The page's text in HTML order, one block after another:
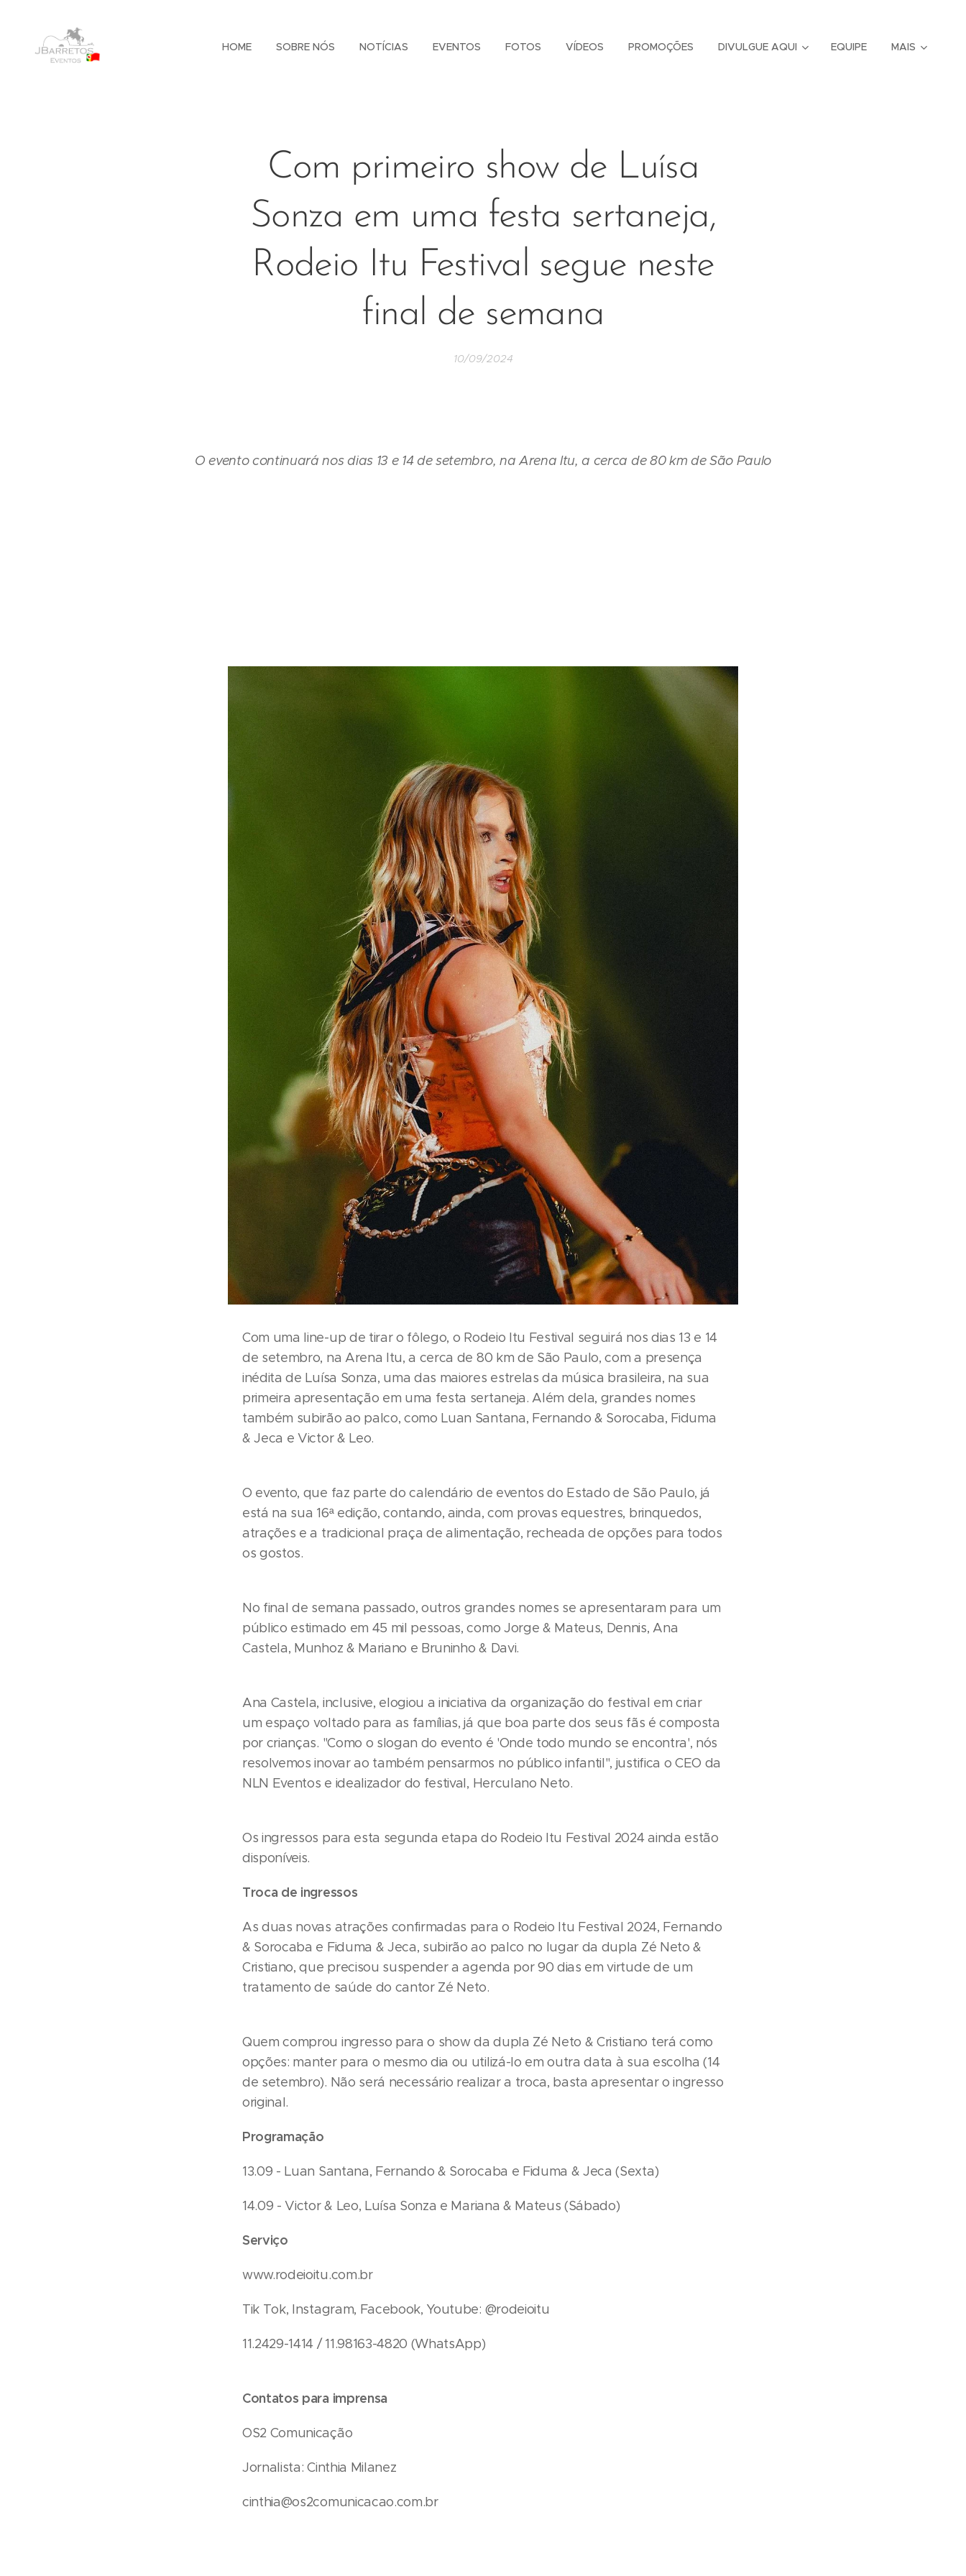
HOME SOBRE NÓS NOTÍCIAS EVENTOS FOTOS VÍDEOS PROMOÇÕES DIVULGUE AQUI EQUIPE MAIS
Com primeiro show de Luísa
Sonza em uma festa sertaneja,
Rodeio Itu Festival segue neste
final de semana
10/09/2024
O evento continuará nos dias 13 e 14 de setembro, na Arena Itu, a cerca de 80 km de São Paulo
Com uma line-up de tirar o fôlego, o Rodeio Itu Festival seguirá nos dias 13 e 14
de setembro, na Arena Itu, a cerca de 80 km de São Paulo, com a presença
inédita de Luísa Sonza, uma das maiores estrelas da música brasileira, na sua
primeira apresentação em uma festa sertaneja. Além dela, grandes nomes
também subirão ao palco, como Luan Santana, Fernando & Sorocaba, Fiduma
& Jeca e Victor & Leo.
O evento, que faz parte do calendário de eventos do Estado de São Paulo, já
está na sua 16ª edição, contando, ainda, com provas equestres, brinquedos,
atrações e a tradicional praça de alimentação, recheada de opções para todos
os gostos.
No final de semana passado, outros grandes nomes se apresentaram para um
público estimado em 45 mil pessoas, como Jorge & Mateus, Dennis, Ana
Castela, Munhoz & Mariano e Bruninho & Davi.
Ana Castela, inclusive, elogiou a iniciativa da organização do festival em criar
um espaço voltado para as famílias, já que boa parte dos seus fãs é composta
por crianças. "Como o slogan do evento é 'Onde todo mundo se encontra', nós
resolvemos inovar ao também pensarmos no público infantil", justifica o CEO da
NLN Eventos e idealizador do festival, Herculano Neto.
Os ingressos para esta segunda etapa do Rodeio Itu Festival 2024 ainda estão
disponíveis.
Troca de ingressos
As duas novas atrações confirmadas para o Rodeio Itu Festival 2024, Fernando
& Sorocaba e Fiduma & Jeca, subirão ao palco no lugar da dupla Zé Neto &
Cristiano, que precisou suspender a agenda por 90 dias em virtude de um
tratamento de saúde do cantor Zé Neto.
Quem comprou ingresso para o show da dupla Zé Neto & Cristiano terá como
opções: manter para o mesmo dia ou utilizá-lo em outra data à sua escolha (14
de setembro). Não será necessário realizar a troca, basta apresentar o ingresso
original.
Programação
13.09 - Luan Santana, Fernando & Sorocaba e Fiduma & Jeca (Sexta)
14.09 - Victor & Leo, Luísa Sonza e Mariana & Mateus (Sábado)
Serviço
www.rodeioitu.com.br
Tik Tok, Instagram, Facebook, Youtube: @rodeioitu
11.2429-1414 / 11.98163-4820 (WhatsApp)
Contatos para imprensa
OS2 Comunicação
Jornalista: Cinthia Milanez
cinthia@os2comunicacao.com.br